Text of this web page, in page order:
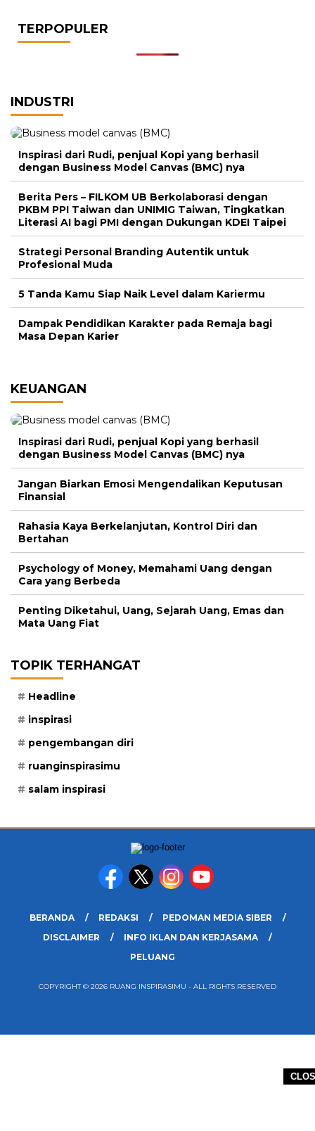
TERPOPULER
INDUSTRI
Inspirasi dari Rudi, penjual Kopi yang berhasil
dengan Business Model Canvas (BMC) nya
Berita Pers – FILKOM UB Berkolaborasi dengan
PKBM PPI Taiwan dan UNIMIG Taiwan, Tingkatkan
Literasi AI bagi PMI dengan Dukungan KDEI Taipei
Strategi Personal Branding Autentik untuk
Profesional Muda
5 Tanda Kamu Siap Naik Level dalam Kariermu
Dampak Pendidikan Karakter pada Remaja bagi
Masa Depan Karier
KEUANGAN
Inspirasi dari Rudi, penjual Kopi yang berhasil
dengan Business Model Canvas (BMC) nya
Jangan Biarkan Emosi Mengendalikan Keputusan
Finansial
Rahasia Kaya Berkelanjutan, Kontrol Diri dan
Bertahan
Psychology of Money, Memahami Uang dengan
Cara yang Berbeda
Penting Diketahui, Uang, Sejarah Uang, Emas dan
Mata Uang Fiat
TOPIK TERHANGAT
Headline
inspirasi
pengembangan diri
ruanginspirasimu
salam inspirasi
BERANDA REDAKSI
PEDOMAN MEDIA SIBER
DISCLAIMER
INFO IKLAN DAN KERJASAMA
PELUANG
COPYRIGHT © 2026 RUANG INSPIRASIMU - ALL RIGHTS RESERVED